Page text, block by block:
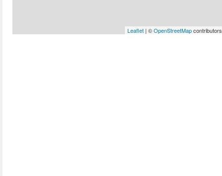
Leaflet | ©OpenStreetMapcontributors